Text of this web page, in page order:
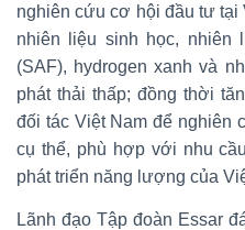
nghiên cứu cơ hội đầu tư tại
nhiên liệu sinh học, nhiên
(SAF), hydrogen xanh và
phát thải thấp; đồng thời
đối tác Việt Nam để nghiên
cụ thể, phù hợp với nhu
phát triển năng lượng của
Lãnh đạo Tập đoàn Essar